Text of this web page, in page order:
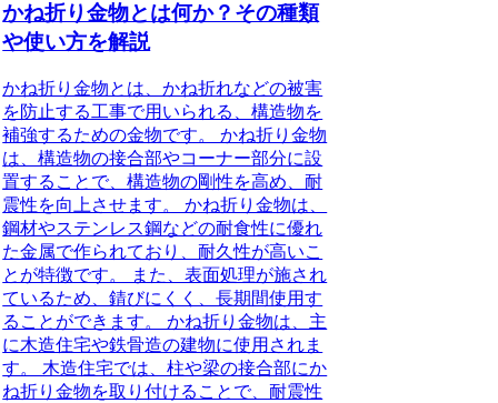
かね折り金物とは何か？その種類
や使い方を解説
かね折り金物とは、かね折れなどの被害
を防止する工事で用いられる、構造物を
補強するための金物です。 かね折り金物
は、構造物の接合部やコーナー部分に設
置することで、構造物の剛性を高め、耐
震性を向上させます。 かね折り金物は、
鋼材やステンレス鋼などの耐食性に優れ
た金属で作られており、耐久性が高いこ
とが特徴です。 また、表面処理が施され
ているため、錆びにくく、長期間使用す
ることができます。 かね折り金物は、主
に木造住宅や鉄骨造の建物に使用されま
す。 木造住宅では、柱や梁の接合部にか
ね折り金物を取り付けることで、耐震性